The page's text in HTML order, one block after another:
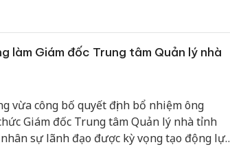
làm Giám đốc Trung tâm Quản lý nhà
vừa công bố quyết định bổ nhiệm ông
Giám đốc Trung tâm Quản lý nhà tỉnh
sự lãnh đạo được kỳ vọng tạo động lực